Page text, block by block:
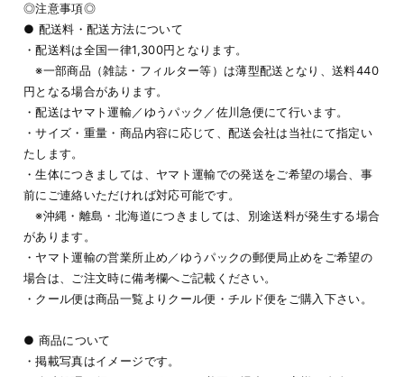
◎注意事項◎
● 配送料・配送方法について
・配送料は全国一律1,300円となります。
※一部商品（雑誌・フィルター等）は薄型配送となり、送料440
円となる場合があります。
・配送はヤマト運輸／ゆうパック／佐川急便にて行います。
・サイズ・重量・商品内容に応じて、配送会社は当社にて指定い
たします。
・生体につきましては、ヤマト運輸での発送をご希望の場合、事
前にご連絡いただければ対応可能です。
※沖縄・離島・北海道につきましては、別途送料が発生する場合
があります。
・ヤマト運輸の営業所止め／ゆうパックの郵便局止めをご希望の
場合は、ご注文時に備考欄へご記載ください。
・クール便は商品一覧よりクール便・チルド便をご購入下さい。
● 商品について
・掲載写真はイメージです。